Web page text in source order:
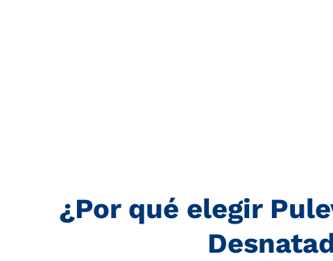
¿Por qué elegir